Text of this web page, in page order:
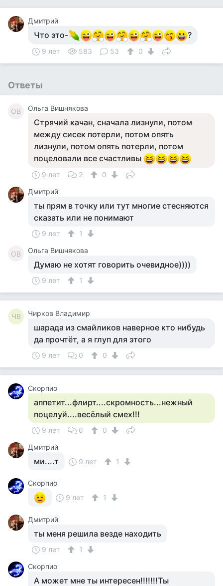
Дмитрий
Что это- ?
9 лет 583 53 0
Ответы
ОВ Ольга Вишнякова
Стрячий качан, сначала лизнули, потом
между сисек потерли, потом опять
лизнули, потом опять потерли, потом
поцеловали все счастливы
9 лет 2
0
Дмитрий
ты прям в точку или тут многие стесняются
сказать или не понимают
9 лет 1
ОВ Ольга Вишнякова
Думаю не хотят говорить очевидное))))
9 лет 1
ЧВ Чирков Владимир
шарада из смайликов наверное кто нибудь
да прочтёт, а я глуп для этого
9 лет 0 0
Скорпио
аппетит...флирт....скромность...нежный
поцелуй....весёлый смех!!!
9 лет 6
0
Дмитрий
ми....т 9 лет 1
Скорпио
9 лет
1
Дмитрий
ты меня решила везде находить
9 лет
1
Скорпио
А может мне ты интересен!!!!!!!Ты